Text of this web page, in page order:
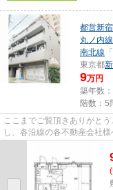
都営新
丸ノ内線
南北線 「
東京都
9万円
築年数
階数：5
ここまでご覧頂きありがと
し、各沿線の各不動産会社